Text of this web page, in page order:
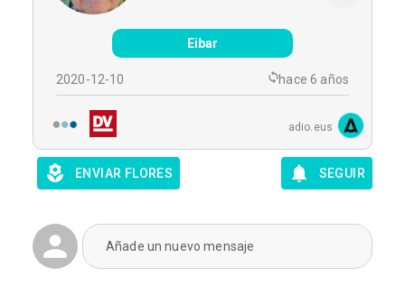
Eibar
2020-12-10 hace 6 años
adio.eus
ENVIAR FLORES SEGUIR
Añade un nuevo mensaje